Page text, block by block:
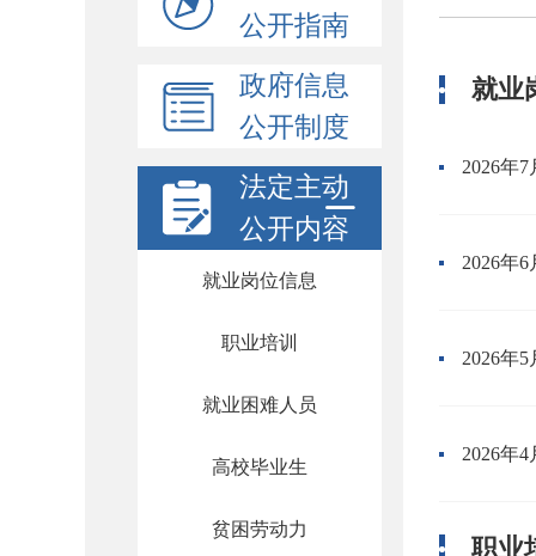
公开指南
政府信息
公开制度
法定主动
公开内容
就业岗位信息
职业培训
就业困难人员
高校毕业生
贫困劳动力
就业
2026年
2026年
2026年
2026年
职业